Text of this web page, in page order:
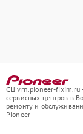
СЦ vrn.pioneer-fixim.ru -
сервисных центров в
ремонту и
Pioneer